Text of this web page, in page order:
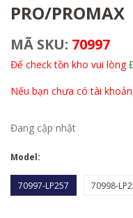
PRO/PROMAX
MÃ SKU: 70997
Để check tồn kho vui lòng
Nếu bạn chưa có tài
Đang cập nhật
Model:
70997-LP257 70998-